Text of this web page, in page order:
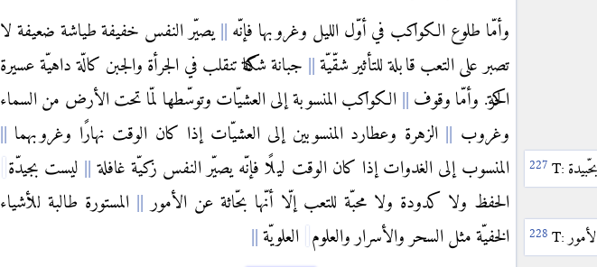
وأمّا طلوع الكواكب في أوّل الليل وغروبها فإنّه
يصيّر النفس خفيفة طياشة ضعيفة لا
تصبر على التعب قابلة للتأثير شقّيّة
جبانة شكاكة تنقلب في الجرأة والجبن كالّة داهيّة عسيرة
الحركة. وأمّا وقوف
الكواكب المنسوبة إلى العشيّات وتوسّطها لمّا تحت الأرض من السماء
وغروب
الزهرة وعطارد المنسوبين إلى العشيّات إذا كان الوقت نهارًا وغروبهما
المنسوب إلى الغدوات إذا كان الوقت ليلًا فإنّه يصيّر النفس زكيّة غافلة
ليست بجيدّة T: بحّبيدة
الحفظ ولا كدودة ولا محبّة للتعب إلّا أنّها بحّاثة عن الأمور
المستورة طالبة للأشياء
الخفيّة مثل السحر والأسرار والعلوم
T: العلويّة